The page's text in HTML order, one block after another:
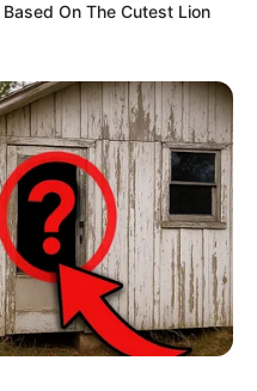
On The Cutest Lion